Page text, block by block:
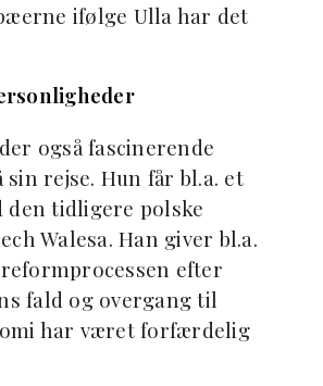
ifølge Ulla har det
også fascinerende
sin rejse. Hun får bl.a. et
den tidligere polske
Walesa. Han giver bl.a.
efter
fald og overgang til
har været forfærdelig